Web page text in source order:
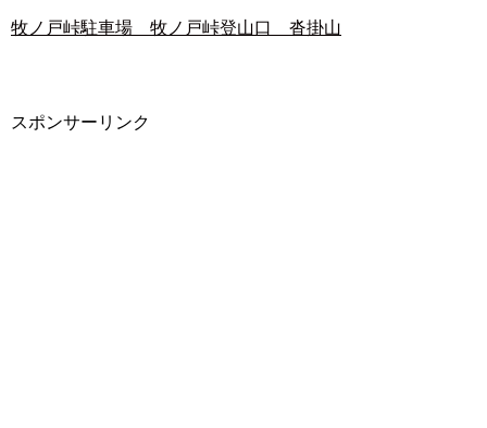
牧ノ戸峠駐車場 牧ノ戸峠登山口 沓掛山
スポンサーリンク